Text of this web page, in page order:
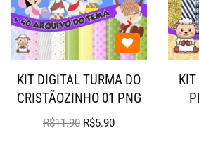
KIT DIGITAL TURMA DO
CRISTÃOZINHO 01 PNG
R$11.90 R$5.90